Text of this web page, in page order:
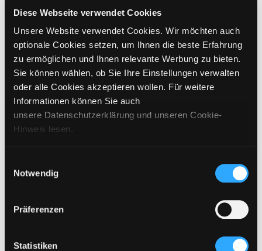
Diese Webseite verwendet Cookies
Unsere Website verwendet Cookies. Wir möchten auch
optionale Cookies setzen, um Ihnen die beste Erfahrung
zu ermöglichen und Ihnen relevante Werbung zu bieten.
Sie können wählen, ob Sie Ihre Einstellungen verwalten
oder alle Cookies akzeptieren wollen. Für weitere
Informationen können Sie auch
unsere Datenschutzerklärung und unseren Cookie-
Hinweis lesen.
Notwendig
Präferenzen
Statistiken
IN DEN WARENKORB
DETAILS
GRÖSSENANGABEN
PFLEGEHINWEISE
ARTIKEL DIE ZUM LOOK PASSEN